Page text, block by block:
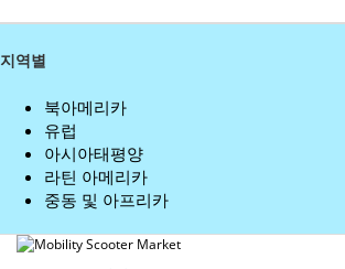
지역별
북아메리카
유럽
아시아태평양
라틴 아메리카
중동 및 아프리카